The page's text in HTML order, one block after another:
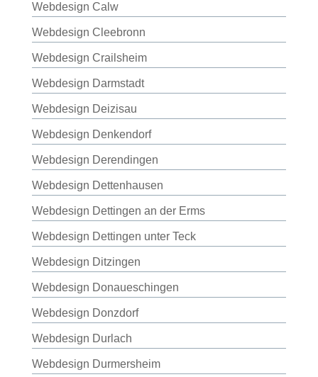
Webdesign Calw
Webdesign Cleebronn
Webdesign Crailsheim
Webdesign Darmstadt
Webdesign Deizisau
Webdesign Denkendorf
Webdesign Derendingen
Webdesign Dettenhausen
Webdesign Dettingen an der Erms
Webdesign Dettingen unter Teck
Webdesign Ditzingen
Webdesign Donaueschingen
Webdesign Donzdorf
Webdesign Durlach
Webdesign Durmersheim